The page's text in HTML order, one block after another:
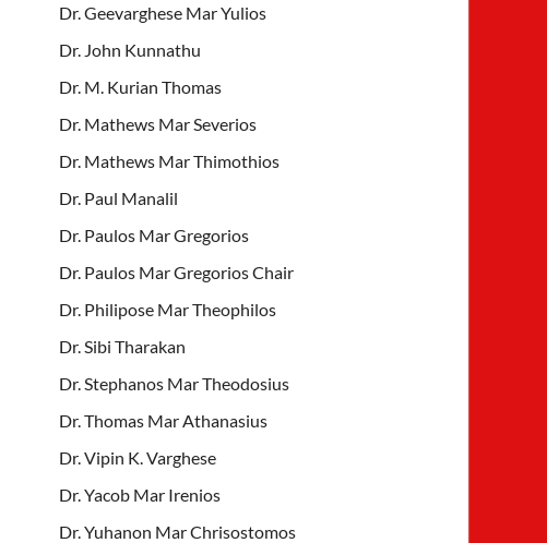
Dr. Geevarghese Mar Yulios
Dr. John Kunnathu
Dr. M. Kurian Thomas
Dr. Mathews Mar Severios
Dr. Mathews Mar Thimothios
Dr. Paul Manalil
Dr. Paulos Mar Gregorios
Dr. Paulos Mar Gregorios Chair
Dr. Philipose Mar Theophilos
Dr. Sibi Tharakan
Dr. Stephanos Mar Theodosius
Dr. Thomas Mar Athanasius
Dr. Vipin K. Varghese
Dr. Yacob Mar Irenios
Dr. Yuhanon Mar Chrisostomos